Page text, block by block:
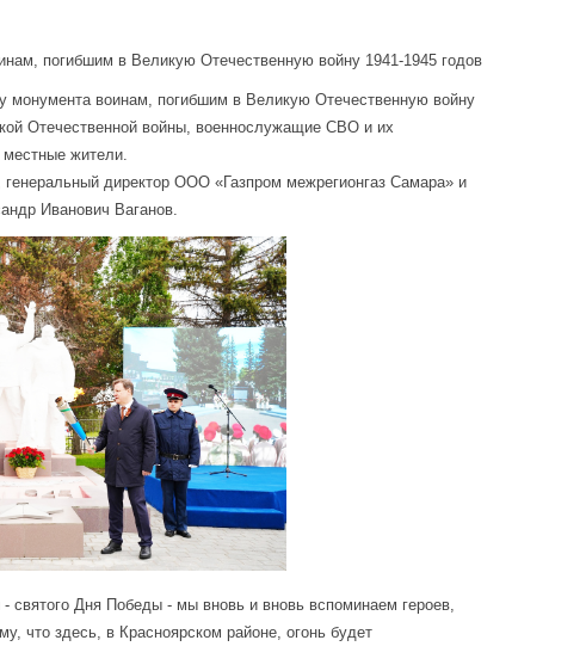
погибшим в Великую Отечественную войну 1941-1945 годов
монумента воинам, погибшим в Великую Отечественную войну
Отечественной войны, военнослужащие СВО и их
местные жители.
директор ООО «Газпром межрегионгаз Самара» и
Иванович Ваганов.
святого Дня Победы - мы вновь и вновь вспоминаем героев,
что здесь, в Красноярском районе, огонь будет